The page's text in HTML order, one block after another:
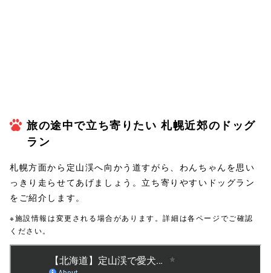
旅の途中で立ち寄りたい 札幌近郊のドッグ
ラン
札幌方面から定山渓へ向かう道すがら、わんちゃんを思い
っきり走らせてあげましょう。立ち寄りやすいドッグラン
をご紹介します。
※施設情報は変更される場合があります。詳細は各ページでご確認
ください。